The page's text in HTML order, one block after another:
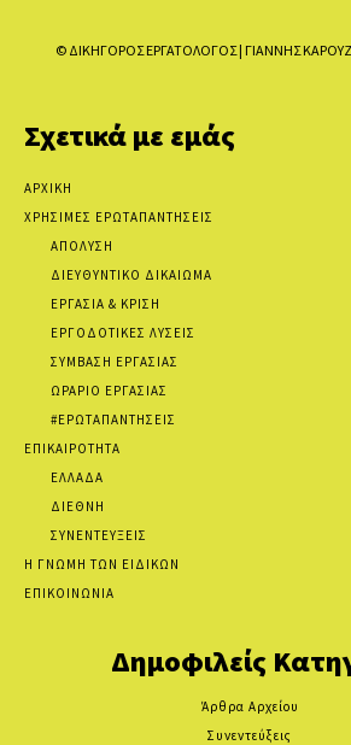
© ΔΙΚΗΓΟΡΟΣ ΕΡΓΑΤΟΛΟΓΟΣ | ΓΙΑΝΝΗΣ
Σχετικά με εμάς
ΑΡΧΙΚΗ
ΧΡΗΣΙΜΕΣ ΕΡΩΤΑΠΑΝΤΗΣΕΙΣ
ΑΠΟΛΥΣΗ
ΔΙΕΥΘΥΝΤΙΚΟ ΔΙΚΑΙΩΜΑ
ΕΡΓΑΣΙΑ & ΚΡΙΣΗ
ΕΡΓΟΔΟΤΙΚΕΣ ΛΥΣΕΙΣ
ΣΥΜΒΑΣΗ ΕΡΓΑΣΙΑΣ
ΩΡΑΡΙΟ ΕΡΓΑΣΙΑΣ
#ΕΡΩΤΑΠΑΝΤΗΣΕΙΣ
ΕΠΙΚΑΙΡΟΤΗΤΑ
ΕΛΛΑΔΑ
ΔΙΕΘΝΗ
ΣΥΝΕΝΤΕΥΞΕΙΣ
Η ΓΝΩΜΗ ΤΩΝ ΕΙΔΙΚΩΝ
ΕΠΙΚΟΙΝΩΝΙΑ
Δημοφιλείς
Άρθρα Αρχείου
Συνεντεύξεις